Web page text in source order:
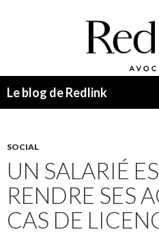
Le blog de Redlink
SOCIAL
UN SALARIÉ
RENDRE SES
CAS DE